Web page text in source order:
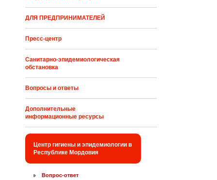
ДЛЯ ПРЕДПРИНИМАТЕЛЕЙ
Пресс-центр
Санитарно-эпидемиологическая
обстановка
Вопросы и ответы
Дополнительные
информационные ресурсы
Центр гигиены и эпидемиологии в
Республике Мордовия
Вопрос-ответ